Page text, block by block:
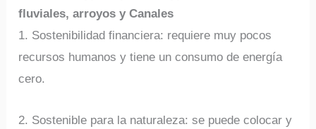
fluviales, arroyos y Canales
1. Sostenibilidad financiera: requiere muy pocos
recursos humanos y tiene un consumo de energía
cero.
2. Sostenible para la naturaleza: se puede colocar y